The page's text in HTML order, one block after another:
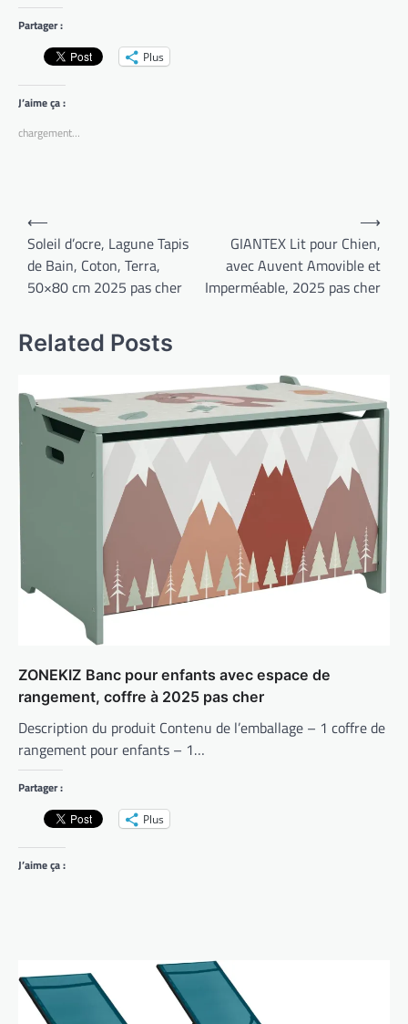
Partager :
Plus
J’aime ça :
chargement…
Navigation
de
l’article
⟵
Soleil d’ocre, Lagune Tapis
de Bain, Coton, Terra,
50×80 cm 2025 pas cher
GIANTEX Lit pour Chien,
avec Auvent Amovible et
Imperméable, 2025 pas cher
⟶
Related Posts
ZONEKIZ Banc pour enfants avec espace de
rangement, coffre à 2025 pas cher
Description du produit Contenu de l’emballage – 1 coffre de
rangement pour enfants – 1…
Partager :
Plus
J’aime ça :